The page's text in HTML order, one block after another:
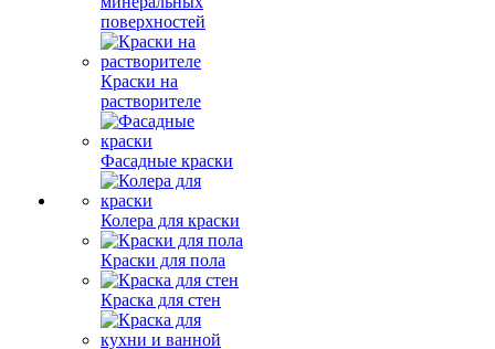
поверхностей
Краски на
растворителе
Фасадные краски
Колера для краски
Краски для пола
Краска для стен